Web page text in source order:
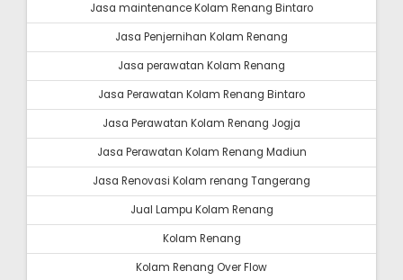
Jasa maintenance Kolam Renang Bintaro
Jasa Penjernihan Kolam Renang
Jasa perawatan Kolam Renang
Jasa Perawatan Kolam Renang Bintaro
Jasa Perawatan Kolam Renang Jogja
Jasa Perawatan Kolam Renang Madiun
Jasa Renovasi Kolam renang Tangerang
Jual Lampu Kolam Renang
Kolam Renang
Kolam Renang Over Flow